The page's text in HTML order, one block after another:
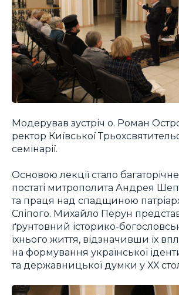
Модерував зустріч о. Роман
ректор Київської
семінарії.
Основою лекції стало
постаті митрополита Андрея
та праця над спадщиною
Сліпого. Михайло Перун
ґрунтовний історико-
їхнього життя, відзначивши їх
на формування української
та державницької думки у ХХ